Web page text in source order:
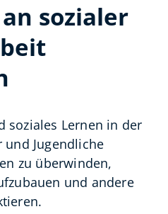
sozialer
soziales Lernen in der
Jugendliche
zu überwinden,
und andere